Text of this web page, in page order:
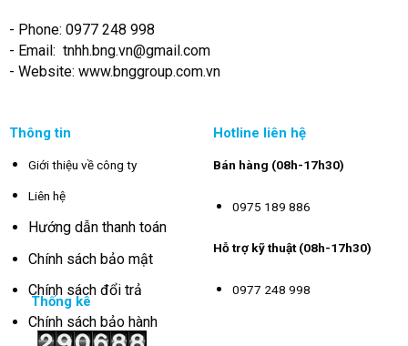
- Phone: 0977 248 998
- Email: tnhh.bng.vn@gmail.com
- Website: www.bnggroup.com.vn
Thông tin
Giới thiệu về công ty
Liên hệ
Hướng dẫn thanh toán
Chính sách bảo mật
Chính sách đổi trả
Chính sách bảo hành
Hotline liên hệ
Bán hàng (08h-17h30)
0975 189 886
Hỗ trợ kỹ thuật (08h-17h30)
0977 248 998
Thống kê